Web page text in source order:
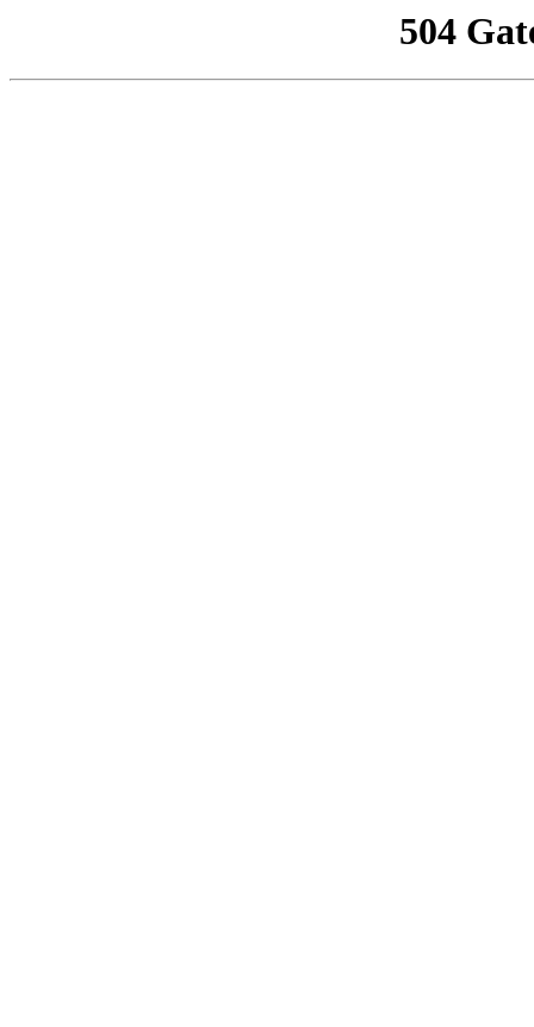
504